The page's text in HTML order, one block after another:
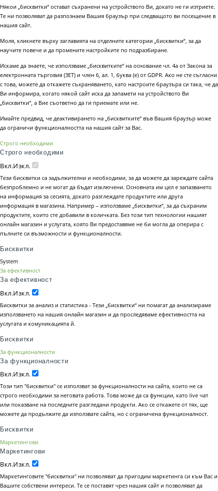
Някои „бисквитки“ остават съхранени на устройството Ви, докато не ги изтриете.
Те ни позволяват да разпознаем Вашия браузър при следващото ви посещение в
нашия сайт.
Моля, кликнете върху заглавията на отделните категории „бисквитки“, за да
научите повече и да промените настройките по подразбиране.
Искаме да знаете, че използваме „бисквитките“ на основание чл. 4а от Закона за
електронната търговия (ЗЕТ) и член 6, ал. 1, буква (е) от GDPR. Ако не сте съгласни
с това, можете да откажете съхраняването, като настроите браузъра си така, че да
Ви информира, когато някой сайт иска да запамети на устройството Ви
„бисквитки“, а Вие съответно да ги приемате или не.
Имайте предвид, че деактивирането на „бисквитките“ във Вашия браузър може
да ограничи функционалността на нашия сайт за Вас.
Строго необходими
Строго необходими
Вкл.Изкл.
Тези бисквитки са задължителни и необходими, за да можете да зареждате сайта
безпроблемно и не могат да бъдат изключени. Основната им цел е запазването
на информация за сесията, докато разглеждате продуктите или друга
информация в магазина. Например – използваме „бисквитки“, за да съхраним
продуктите, които сте добавили в количката. Без този тип технологии нашият
онлайн магазин и услугата, която Ви предоставяме не би могла да оперира с
пълните си възможности и функционалности.
Бисквитки
System
За ефективност
За ефективност
Вкл.Изкл.
Бисквитки за анализ и статистика - Тези „бисквитки“ ни помагат да анализираме
използването на нашия онлайн магазин и да проследяваме ефективността на
услугата и комуникацията й.
Бисквитки
За функционалности
За функционалности
Вкл.Изкл.
Този тип "бисквитки" се използват за функционалности на сайта, които не са
строго необходими за неговата работа. Това може да са функции, като live чат
или показване на последните разгледани продукти. Ако се откажете от тях, ще
можете да продължите да използвате сайта, но с ограничена функционалност.
Бисквитки
Маркетингови
Маркетингови
Вкл.Изкл.
Маркетинговите "бисквитки" ни позволяват да пригодим маркетинга си към Вас и
Вашите собствени интереси. Те се поставят чрез нашия сайт и позволяват да